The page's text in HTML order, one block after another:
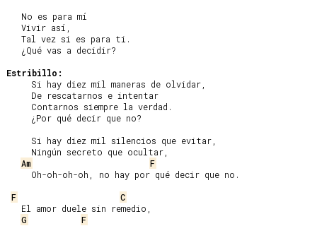
Estribillo:
Am
F
F
C
G
F